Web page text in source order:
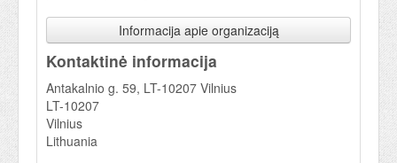
Informacija apie organizaciją
Kontaktinė informacija
Antakalnio g. 59, LT-10207 Vilnius
LT-10207
Vilnius
Lithuania